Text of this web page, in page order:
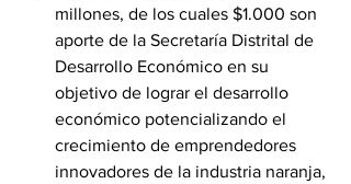
millones, de los cuales $1.000 son
aporte de la Secretaría Distrital de
Desarrollo Económico en su
objetivo de lograr el desarrollo
económico potencializando el
crecimiento de emprendedores
innovadores de la industria naranja,